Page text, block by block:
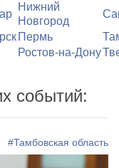
Нижний
Новгород
Пермь
Ростов-на-Дону
событий:
#Тамбовская область